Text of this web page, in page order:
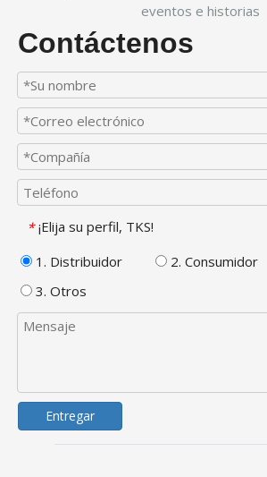
eventos e historias
Contáctenos
* ¡Elija su perfil, TKS!
1. Distribuidor
2. Consumidor
3. Otros
Entregar